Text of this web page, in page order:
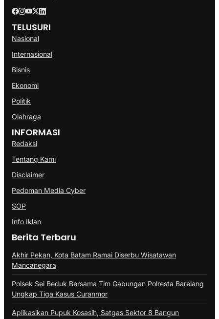
TELUSURI
Nasional
Internasional
Bisnis
Ekonomi
Politik
Olahraga
INFORMASI
Redaksi
Tentang Kami
Disclaimer
Pedoman Media Cyber
SOP
Info Iklan
Berita Terbaru
Akhir Pekan, Kota Batam Ramai Diserbu Wisatawan
Mancanegara
Polsek Sei Beduk Bersama Tim Gabungan Polresta Barelang
Ungkap Tiga Kasus Curanmor
Aplikasikan Pupuk Kosasih, Satgas Sektor 8 Bangun